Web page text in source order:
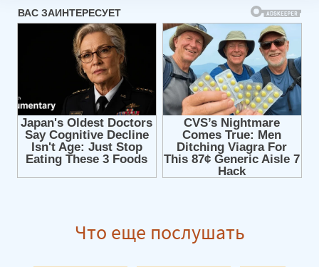
Что еще послушать